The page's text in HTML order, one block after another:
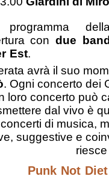
condue
Est.
avrà il suo
. Ogni concerto dei
loro concerto può
dal vivo è
di musica,
suggestive e
Punk Not